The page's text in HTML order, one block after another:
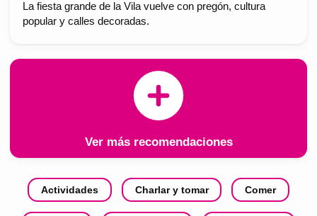
La fiesta grande de la Vila vuelve con pregón, cultura
popular y calles decoradas.
Ver más recomendaciones
Actividades Charlar y tomar Comer